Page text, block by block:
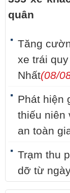
quân
Tăng
xe trái
Nhất(08/
Phát hiện
thiếu niên
an toàn
Trạm thu
dỡ từ